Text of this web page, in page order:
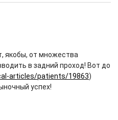
якобы, от множества
в задний проход! Вот до
articles/patients/19863)
успех!